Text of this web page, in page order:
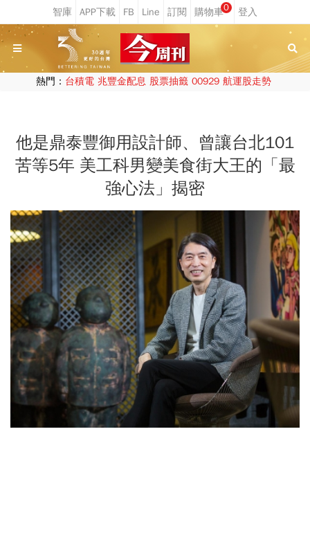
0
熱門： 台積電 兆豐金配息 股票抽籤 00929 航運股走勢
他是鼎泰豐御用設計師、曾讓台北101
苦等5年 美工科男變美食街大王的「最
強心法」揭密